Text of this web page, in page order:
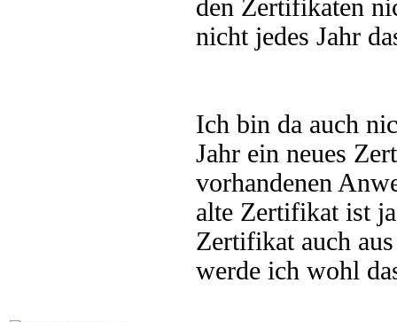
den Zertifikaten
nicht jedes Jahr
Ich bin da auch
Jahr ein neues
vorhandenen
alte Zertifikat ist
Zertifikat auch
werde ich wohl